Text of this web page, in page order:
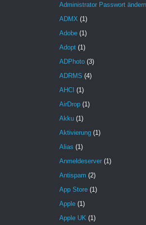
Administrator Passwort ändern
ADMX (1)
Adobe (1)
Adopt (1)
ADPhoto (3)
ADRMS (4)
AHCI (1)
AirDrop (1)
Akku (1)
Aktivierung (1)
Alias (1)
Anmeldeserver (1)
Antispam (2)
App Store (1)
Apple (1)
Apple UK (1)